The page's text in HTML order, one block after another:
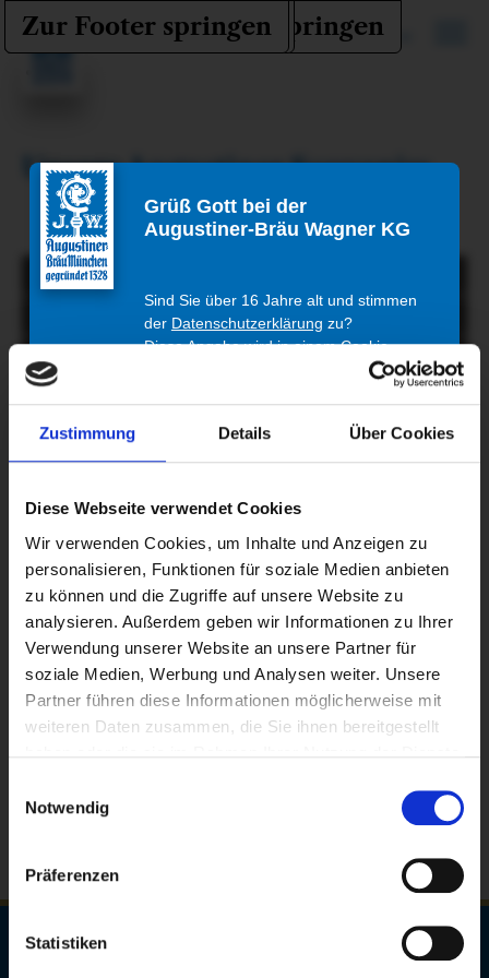
Zustimmung Details Über Cookies
Diese Webseite verwendet Cookies
Wir verwenden Cookies, um Inhalte und Anzeigen zu
personalisieren, Funktionen für soziale Medien anbieten
zu können und die Zugriffe auf unsere Website zu
analysieren. Außerdem geben wir Informationen zu Ihrer
Verwendung unserer Website an unsere Partner für
soziale Medien, Werbung und Analysen weiter. Unsere
Partner führen diese Informationen möglicherweise mit
weiteren Daten zusammen, die Sie ihnen bereitgestellt
Notwendig
Präferenzen
Statistiken
Zur Haptnavigation springen
Zum Inhalt springen
Zur Footer springen
Grüß Gott bei der
Augustiner-Bräu Wagner KG
Sind Sie über 16 Jahre alt und stimmen
der Datenschutzerklärung zu?
Diese Angabe wird in einem Cookie
agree to the
privacy policy?
sulla privacy? ?
Queste informazioni vengono
memorizzate in un cookie.
DE
Unsere Augustiner Souvenirs
Willi Becher
0,25 Liter 1,60 €
Weißes T-Shirt
mehr Ansichten
Selbstabholung (kein Versand) zum privaten Gebrauch bei
der
Augustiner-Bräu Wagner KG
Verwaltung und Braustätte:
Landsberger Straße 31-35
80339 München
Öffnungszeiten des Verkaufs:
Mo. - Fr.: 8:00 Uhr - 12:00 Uhr
Preisliste PDF
NAVIGATION